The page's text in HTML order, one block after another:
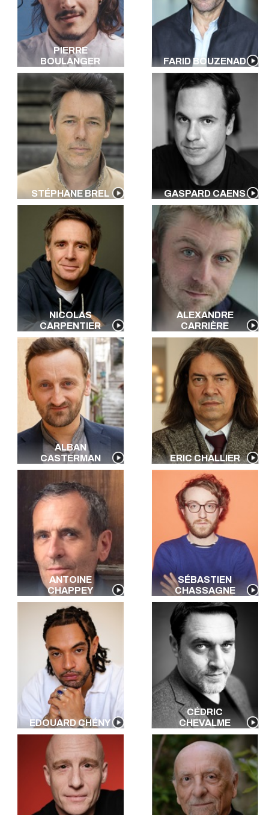
PIERRE
BOULANGER
FARID BOUZENAD
STÉPHANE BREL GASPARD CAENS
NICOLAS
CARPENTIER
ALEXANDRE
CARRIÈRE
ALBAN
CASTERMAN
ERIC CHALLIER
ANTOINE
CHAPPEY
SÉBASTIEN
CHASSAGNE
EDOUARD CHÉNY
CÉDRIC
CHEVALME